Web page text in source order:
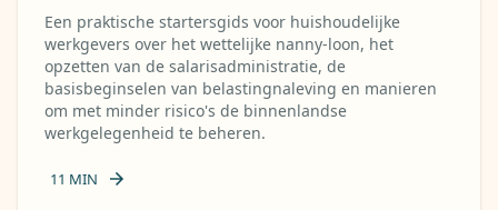
Een praktische startersgids voor huishoudelijke
werkgevers over het wettelijke nanny-loon, het
opzetten van de salarisadministratie, de
basisbeginselen van belastingnaleving en manieren
om met minder risico's de binnenlandse
werkgelegenheid te beheren.
11 MIN